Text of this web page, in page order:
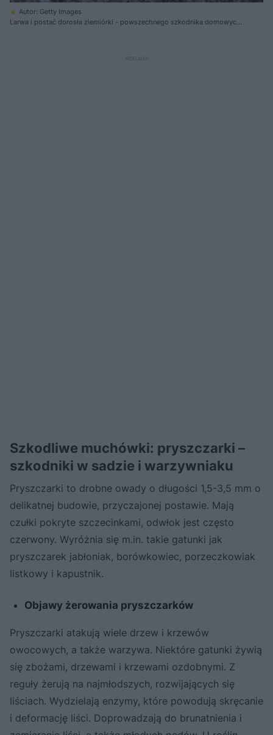
Autor: Getty Images
Larwa i postać dorosła ziemiórki - powszechnego szkodnika domowych
Szkodliwe muchówki: pryszczarki –
szkodniki w sadzie i warzywniaku
Pryszczarki to drobne owady o długości 1,5-3,5 mm o
delikatnej budowie, przyczajonej postawie. Mają
czułki pokryte szczecinkami, odwłok jest często
czerwony. Wyróżnia się m.in. takie gatunki jak
pryszczarek jabłoniak, borówkowiec, porzeczkowiak
listkowy i kapustnik.
Objawy żerowania pryszczarków
Pryszczarki atakują wiele drzew i krzewów
owocowych, a także warzywa. Niektóre gatunki żywią
się zbożami, drzewami i krzewami ozdobnymi. Z
reguły żerują na najmłodszych, rozwijających się
liściach. Wydzielają enzymy, które powodują skręcanie
i deformację liści. Doprowadzają do brunatnienia i